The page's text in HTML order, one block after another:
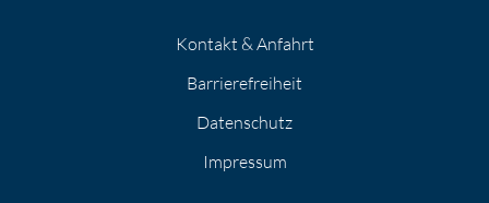
Kontakt & Anfahrt
Barrierefreiheit
Datenschutz
Impressum